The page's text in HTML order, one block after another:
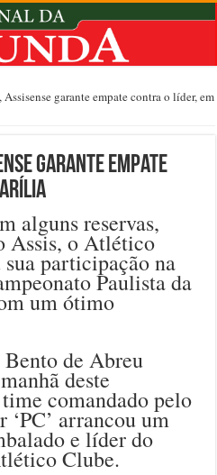
Assisense garante empate contra o líder, em
garante empate
alguns reservas,
Assis, o Atlético
participação na
Paulista da
um ótimo
Bento de Abreu
deste
comandado pelo
‘PC’ arrancou um
e líder do
Clube.